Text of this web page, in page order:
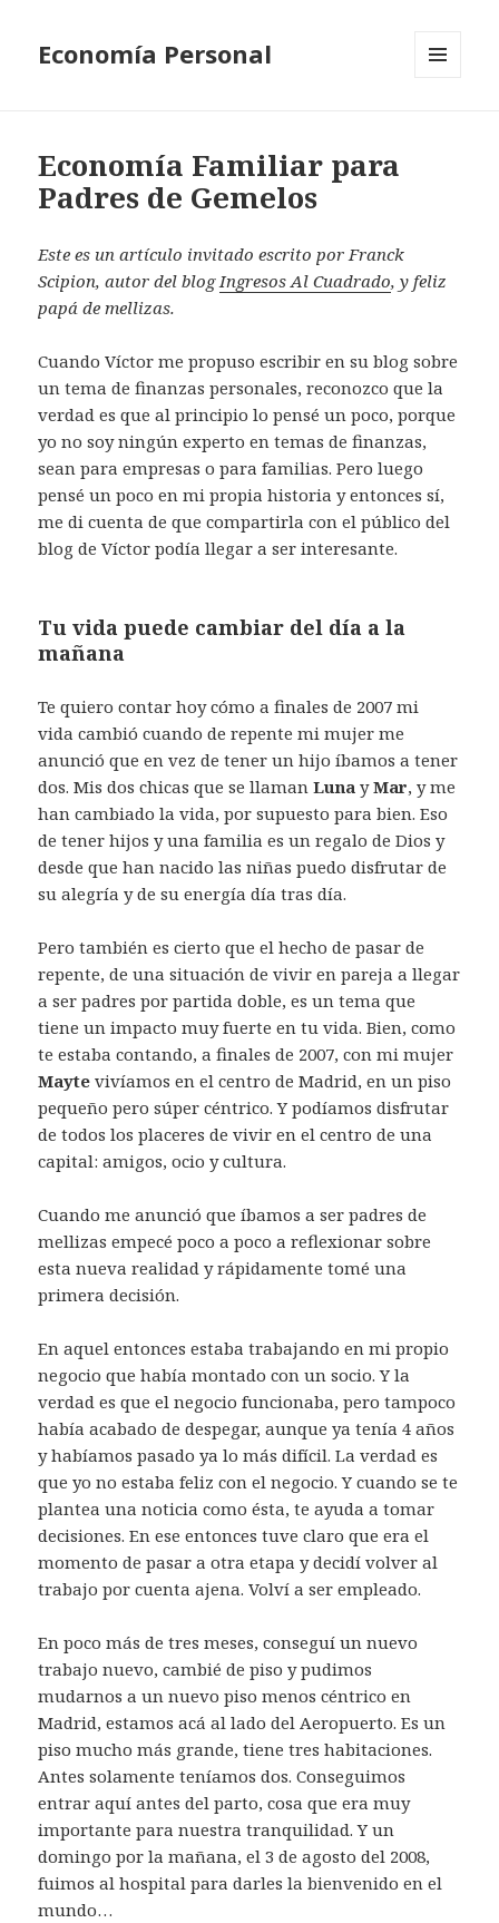
Economía Personal
Economía Familiar para
Padres de Gemelos
Este es un artículo invitado escrito por Franck
Scipion, autor del blogIngresos Al Cuadrado, y feliz
papá de mellizas.
Cuando Víctor me propuso escribir en su blog sobre
un tema de finanzas personales, reconozco que la
verdad es que al principio lo pensé un poco, porque
yo no soy ningún experto en temas de finanzas,
sean para empresas o para familias. Pero luego
pensé un poco en mi propia historia y entonces sí,
me di cuenta de que compartirla con el público del
blog de Víctor podía llegar a ser interesante.
Tu vida puede cambiar del día a la
mañana
Te quiero contar hoy cómo a finales de 2007 mi
vida cambió cuando de repente mi mujer me
anunció que en vez de tener un hijo íbamos a tener
dos. Mis dos chicas que se llamanLuna yMar, y me
han cambiado la vida, por supuesto para bien. Eso
de tener hijos y una familia es un regalo de Dios y
desde que han nacido las niñas puedo disfrutar de
su alegría y de su energía día tras día.
Pero también es cierto que el hecho de pasar de
repente, de una situación de vivir en pareja a llegar
a ser padres por partida doble, es un tema que
tiene un impacto muy fuerte en tu vida. Bien, como
te estaba contando, a finales de 2007, con mi mujer
Mayte vivíamos en el centro de Madrid, en un piso
pequeño pero súper céntrico. Y podíamos disfrutar
de todos los placeres de vivir en el centro de una
capital: amigos, ocio y cultura.
Cuando me anunció que íbamos a ser padres de
mellizas empecé poco a poco a reflexionar sobre
esta nueva realidad y rápidamente tomé una
primera decisión.
En aquel entonces estaba trabajando en mi propio
negocio que había montado con un socio. Y la
verdad es que el negocio funcionaba, pero tampoco
había acabado de despegar, aunque ya tenía 4 años
y habíamos pasado ya lo más difícil. La verdad es
que yo no estaba feliz con el negocio. Y cuando se te
plantea una noticia como ésta, te ayuda a tomar
decisiones. En ese entonces tuve claro que era el
momento de pasar a otra etapa y decidí volver al
trabajo por cuenta ajena. Volví a ser empleado.
En poco más de tres meses, conseguí un nuevo
trabajo nuevo, cambié de piso y pudimos
mudarnos a un nuevo piso menos céntrico en
Madrid, estamos acá al lado del Aeropuerto. Es un
piso mucho más grande, tiene tres habitaciones.
Antes solamente teníamos dos. Conseguimos
entrar aquí antes del parto, cosa que era muy
importante para nuestra tranquilidad. Y un
domingo por la mañana, el 3 de agosto del 2008,
fuimos al hospital para darles la bienvenido en el
mundo…